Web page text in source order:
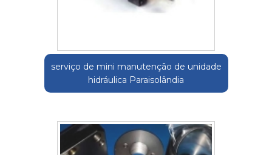
serviço de mini manutenção de unidade
hidráulica Paraisolândia